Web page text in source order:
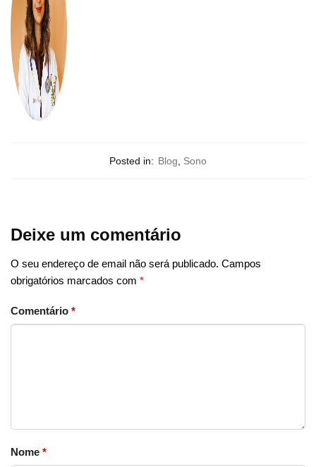
Posted in: Blog, Sono
Deixe um comentário
O seu endereço de email não será publicado. Campos
obrigatórios marcados com *
Comentário *
Nome *